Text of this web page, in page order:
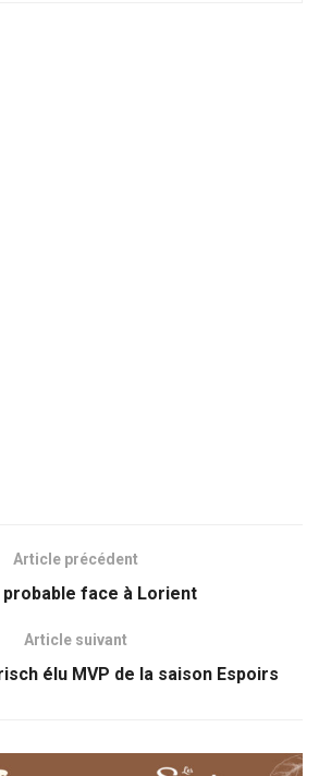
Article précédent
probable face à Lorient
Article suivant
élu MVP de la saison Espoirs